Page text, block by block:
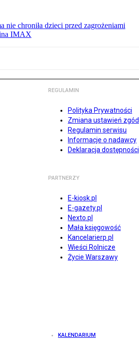
nie chroniła dzieci przed zagrożeniami
IMAX
REGULAMIN
Polityka Prywatności
Zmiana ustawień zgód
Regulamin serwisu
Informacje o nadawcy
Deklaracja dostępności
PARTNERZY
E-kiosk.pl
E-gazety.pl
Nexto.pl
Mała księgowość
Kancelarierp.pl
Wieści Rolnicze
Życie Warszawy
KALENDARIUM